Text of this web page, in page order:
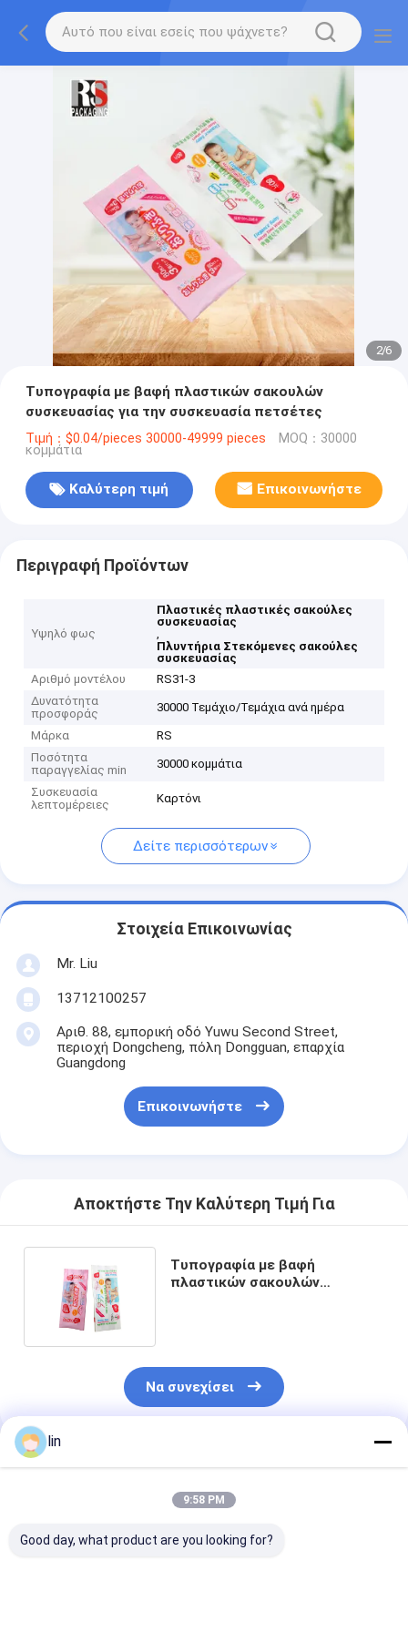
2/6
Τυπογραφία με βαφή πλαστικών σακουλών
συσκευασίας για την συσκευασία πετσέτες
Τιμή：$0.04/pieces 30000-49999 pieces MOQ：30000
κομμάτια
Καλύτερη τιμή Επικοινωνήστε
Περιγραφή Προϊόντων
Υψηλό φως
Πλαστικές πλαστικές σακούλες
συσκευασίας
,
Πλυντήρια Στεκόμενες σακούλες
συσκευασίας
Αριθμό μοντέλου
RS31-3
Δυνατότητα
προσφοράς
30000 Τεμάχιο/Τεμάχια ανά ημέρα
Μάρκα
RS
Ποσότητα
παραγγελίας min
30000 κομμάτια
Συσκευασία
λεπτομέρειες
Καρτόνι
Δείτε περισσότερων
Στοιχεία Επικοινωνίας
Mr. Liu
13712100257
Αριθ. 88, εμπορική οδό Yuwu Second Street,
περιοχή Dongcheng, πόλη Dongguan, επαρχία
Guangdong
Επικοινωνήστε
Αποκτήστε Την Καλύτερη Τιμή Για
Τυπογραφία με βαφή
πλαστικών σακουλών
Να συνεχίσει
Συνιστώμενα Προϊόντα
lin
9:58 PM
Good day, what product are you looking for?